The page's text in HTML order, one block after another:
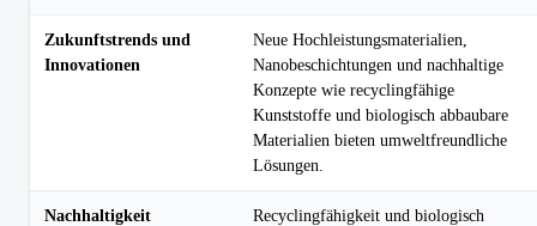
Zukunftstrends und
Innovationen
Neue Hochleistungsmaterialien,
Nanobeschichtungen und nachhaltige
Konzepte wie recyclingfähige
Kunststoffe und biologisch abbaubare
Materialien bieten umweltfreundliche
Lösungen.
Nachhaltigkeit
Recyclingfähigkeit und biologisch